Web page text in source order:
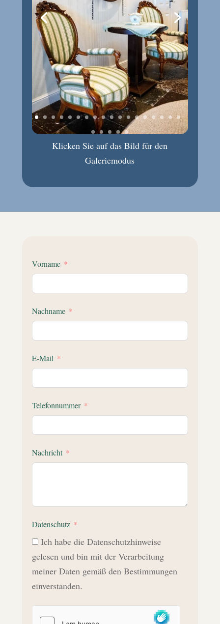
Klicken Sie auf das Bild für den
Galeriemodus
Vorname
Nachname
E-Mail
Telefonnummer
Nachricht
Datenschutz
Ich habe die Datenschutzhinweise
gelesen und bin mit der Verarbeitung
meiner Daten gemäß den Bestimmungen
einverstanden.